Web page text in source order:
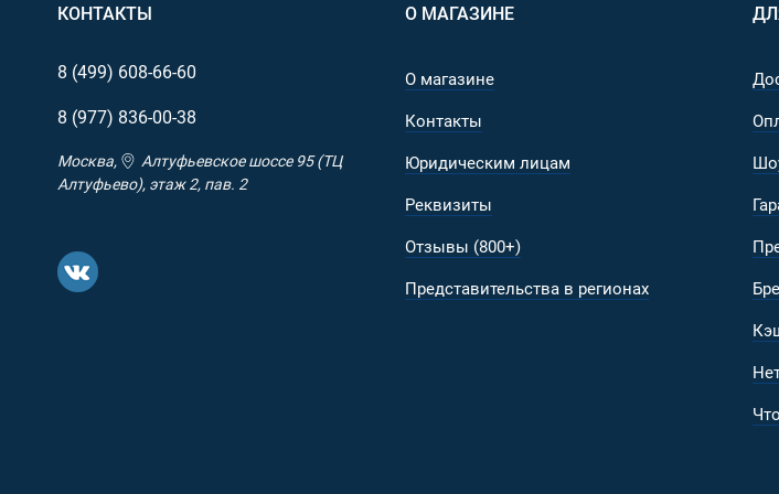
длинными завязками, которые будет очень удобно хватать зимой, даже если вы в
Прочие характеристики:
Съемный поясной ремень;
Компрессионная стропы по бокам для утяжки объема;
Прочный и проверенный временем материал Oxford 600D с
прорезиненный слой);
Грузовая ручка. "Железно" прочная штука, состоит из двух строп 4 и 2 см;
Липучка для крепления шевронов на верхнем переднем кармашке.
Камуфляжная расцветка:
Этот рюкзак представлен в камуфляжной расцветке «Цифровая флора/ЕМР». В
камуфляжем, состоящим на снабжении Вооруженных Сил РФ. На Западе данный
КОНТАКТЫ
8 (499) 608-66-60
8 (977) 836-00-38
Москва,
Алтуфьевское шоссе 95 (ТЦ
Алтуфьево), этаж 2, пав. 2
О МАГАЗИНЕ
О магазине
Контакты
Юридическим лицам
Реквизиты
Отзывы (800+)
Представительства в регионах